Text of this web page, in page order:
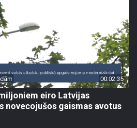
00:02:35
eiro Latvijas
novecojušos gaismas avotus